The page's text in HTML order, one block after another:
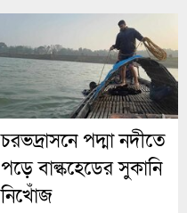
চরভদ্রাসনে পদ্মা নদীতে
পড়ে বাল্কহেডের সুকানি
নিখোঁজ